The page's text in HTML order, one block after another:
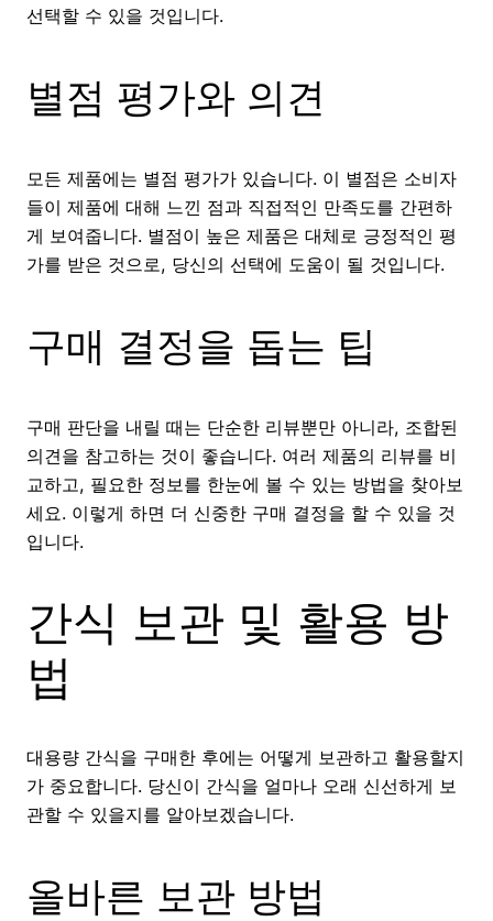
선택할 수 있을 것입니다.
별점 평가와 의견
모든 제품에는 별점 평가가 있습니다. 이 별점은 소비자
들이 제품에 대해 느낀 점과 직접적인 만족도를 간편하
게 보여줍니다. 별점이 높은 제품은 대체로 긍정적인 평
가를 받은 것으로, 당신의 선택에 도움이 될 것입니다.
구매 결정을 돕는 팁
구매 판단을 내릴 때는 단순한 리뷰뿐만 아니라, 조합된
의견을 참고하는 것이 좋습니다. 여러 제품의 리뷰를 비
교하고, 필요한 정보를 한눈에 볼 수 있는 방법을 찾아보
세요. 이렇게 하면 더 신중한 구매 결정을 할 수 있을 것
입니다.
간식 보관 및 활용 방
법
대용량 간식을 구매한 후에는 어떻게 보관하고 활용할지
가 중요합니다. 당신이 간식을 얼마나 오래 신선하게 보
관할 수 있을지를 알아보겠습니다.
올바른 보관 방법